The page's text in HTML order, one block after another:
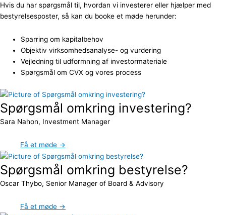
Hvis du har spørgsmål til, hvordan vi investerer eller hjælper med
bestyrelsesposter, så kan du booke et møde herunder:
Sparring om kapitalbehov
Objektiv virksomhedsanalyse- og vurdering
Vejledning til udformning af investormateriale
Spørgsmål om CVX og vores process
Spørgsmål omkring investering?
Sara Nahon, Investment Manager
Få et møde →
Spørgsmål omkring bestyrelse?
Oscar Thybo, Senior Manager of Board & Advisory
Få et møde →